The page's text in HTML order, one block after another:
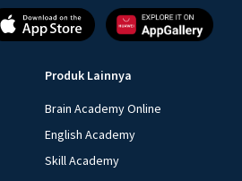
Produk Lainnya
Brain Academy Online
English Academy
Skill Academy